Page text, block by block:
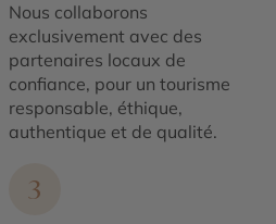
Nous collaborons
exclusivement avec des
partenaires locaux de
confiance, pour un tourisme
responsable, éthique,
authentique et de qualité.
3